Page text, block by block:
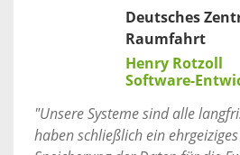
Deutsches
Raumfahrt
Henry Rotzoll
Software-
"Unsere Systeme sind alle
haben schließlich ein